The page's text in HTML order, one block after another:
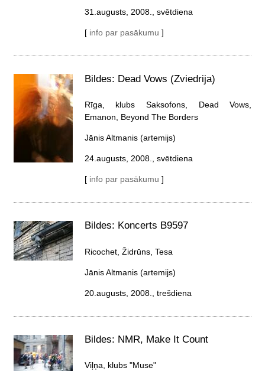
31.augusts, 2008., svētdiena
[ info par pasākumu ]
Bildes: Dead Vows (Zviedrija)
Rīga, klubs Saksofons, Dead Vows,
Emanon, Beyond The Borders
Jānis Altmanis (artemijs)
24.augusts, 2008., svētdiena
[ info par pasākumu ]
Bildes: Koncerts B9597
Ricochet, Židrūns, Tesa
Jānis Altmanis (artemijs)
20.augusts, 2008., trešdiena
Bildes: NMR, Make It Count
Viļņa, klubs "Muse"